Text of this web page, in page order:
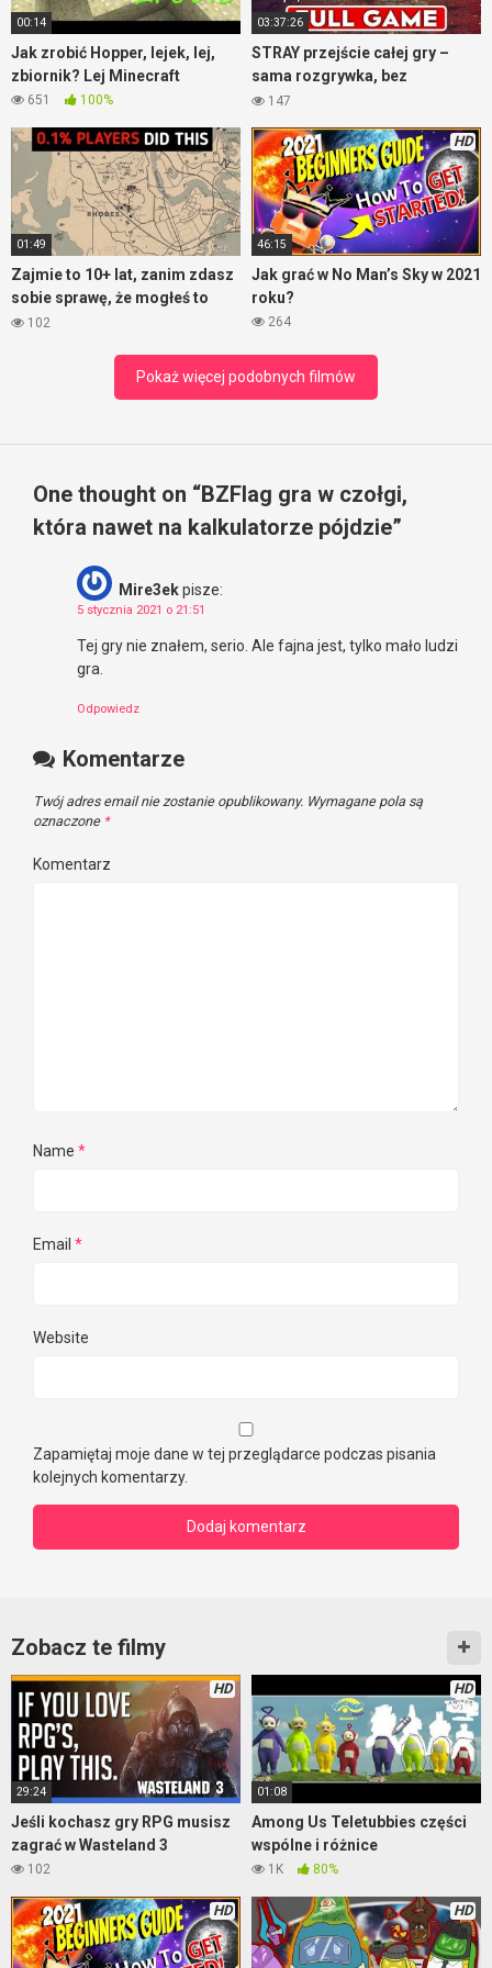
00:14
Jak zrobić Hopper, lejek, lej,
zbiornik? Lej Minecraft
651 100%
03:37:26
STRAY przejście całej gry –
sama rozgrywka, bez
komentarza
147
01:49
Zajmie to 10+ lat, zanim zdasz
sobie sprawę, że mogłeś to
zrobić – RDR2
102
HD
46:15
Jak grać w No Man’s Sky w 2021
roku?
264
Pokaż więcej podobnych filmów
One thought on “BZFlag gra w czołgi,
która nawet na kalkulatorze pójdzie”
Mire3ekpisze:
5 stycznia 2021 o 21:51
Tej gry nie znałem, serio. Ale fajna jest, tylko mało ludzi
gra.
Odpowiedz
Komentarze
Twój adres email nie zostanie opublikowany. Wymagane pola są
oznaczone *
Komentarz
Name *
Email *
Website
Zapamiętaj moje dane w tej przeglądarce podczas pisania
kolejnych komentarzy.
Zobacz te filmy
HD
29:24
Jeśli kochasz gry RPG musisz
zagrać w Wasteland 3
102
HD
01:08
Among Us Teletubbies części
wspólne i różnice
1K 80%
HD HD